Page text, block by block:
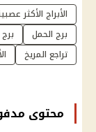
الأبراج الأكثر
برج الحمل
برج
تراجع المريخ
محتوى